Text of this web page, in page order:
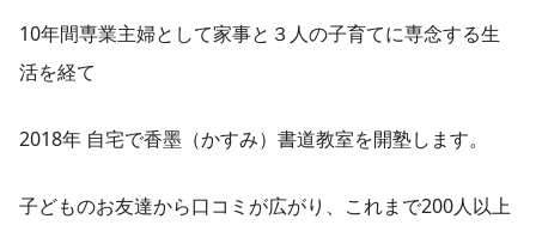
10年間専業主婦として家事と３人の子育てに専念する生
活を経て
2018年 自宅で香墨（かすみ）書道教室を開塾します。
子どものお友達から口コミが広がり、これまで200人以上